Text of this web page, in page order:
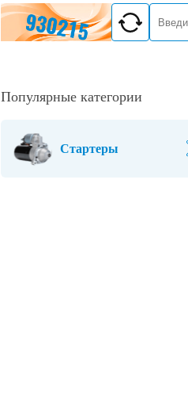
Популярные категории
Стартеры